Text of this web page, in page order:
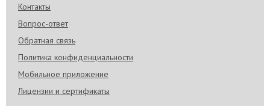
Контакты
Вопрос-ответ
Обратная связь
Политика конфиденциальности
Мобильное приложение
Лицензии и сертификаты